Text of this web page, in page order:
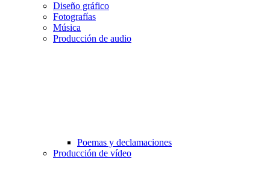
Diseño gráfico
Fotografías
Música
Producción de audio
Poemas y declamaciones
Producción de vídeo